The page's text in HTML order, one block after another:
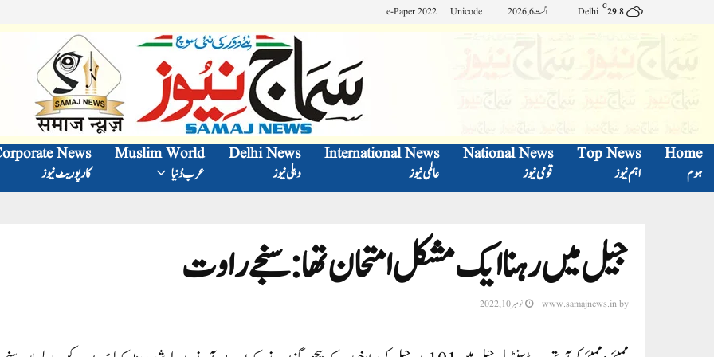
29.8
C
Delhi اگست 6, 2026 Unicode
e-Paper 2022
Home
ہوم
Top News
اہم نیوز
National News
قومی نیوز
International News
عالمی نیوز
Delhi News
دہلی نیوز
Muslim World
عرب دُنیا
News
کارپوریٹ نیوز
جیل میں رہنا ایک مشکل امتحان تھا:سنجے راوت
by
www.samajnews.in نومبر 10, 2022